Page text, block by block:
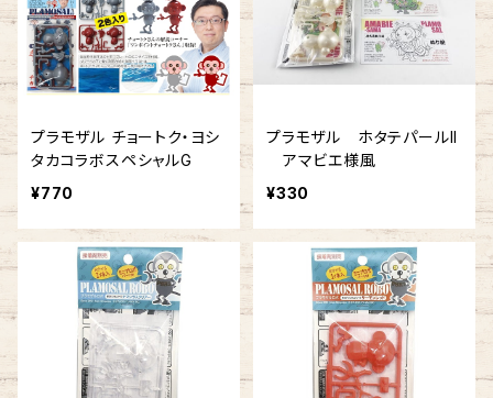
プラモザル チョートク・ヨシ
タカコラボスペシャルG
¥770
プラモザル ホタテパールII
アマビエ様風
¥330